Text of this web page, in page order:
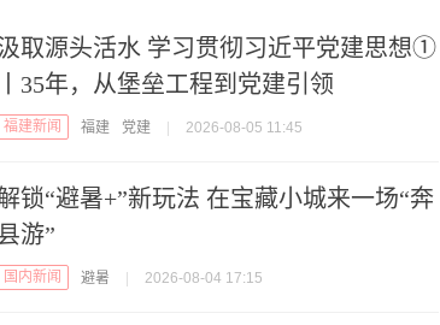
取源头活水 学习贯彻习近平党建思想①
丨35年，从堡垒工程到党建引领
福建新闻 福建 党建 2026-08-05 11:45
锁“避暑+”新玩法 在宝藏小城来一场“奔
游”
国内新闻 避暑 2026-08-04 17:15